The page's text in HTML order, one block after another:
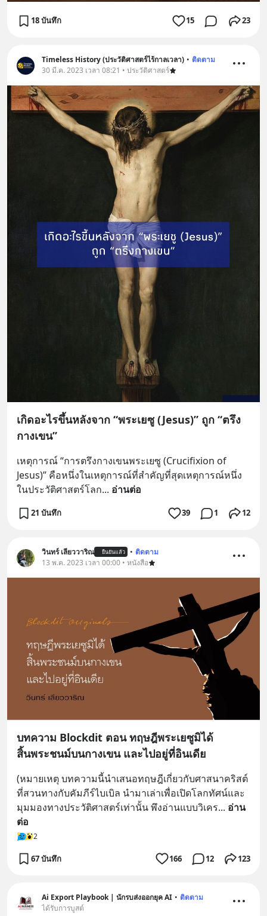
18 บันทึก 15 23
Timeless History (ประวัติศาสตร์ไร้กาลเวลา) • ติดตาม
30 มี.ค. 2023 เวลา 08:21 • ประวัติศาสตร์
เกิดอะไรขึ้นหลังจาก “พระเยซู (Jesus)” ถูก “ตรึง
กางเขน”
เหตุการณ์ “การตรึงกางเขนพระเยซู (Crucifixion of
Jesus)” คือหนึ่งในเหตุการณ์ที่สำคัญที่สุดเหตุการณ์หนึ่ง
ในประวัติศาสตร์โลก... อ่านต่อ
21 บันทึก 39 1 12
วินทร์ เลียววาริณ ยืนยันแล้ว • ติดตาม
13 พ.ค. 2023 เวลา 00:00 • หนังสือ
บทความ Blockdit ตอน ทฤษฎีพระเยซูมิได้
สิ้นพระชนม์บนกางเขน และไปอยู่ที่อินเดีย
(หมายเหตุ บทความนี้นำเสนอทฤษฎีเกี่ยวกับศาสนาคริสต์
ที่สวนทางกับคัมภีร์ไบเบิล นำมาเล่าเพื่อเปิดโลกทัศน์และ
มุมมองทางประวัติศาสตร์เท่านั้น พึงอ่านแบบวิเคร... อ่าน
ต่อ
2
67 บันทึก 166 12 123
Ai Export Playbook | นักรบส่งออกยุค AI • ติดตาม
ได้รับการบูสต์